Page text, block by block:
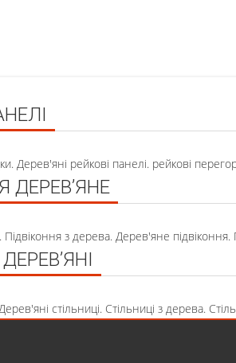
Дерев'яні рейкові панелі. рейкові
ДЕРЕВ’ЯНЕ
Підвіконня з дерева. Дерев'яне
стільниці. Стільниці з дерева.